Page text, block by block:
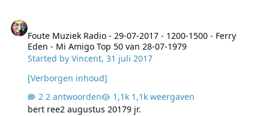
Foute Muziek Radio - 29-07-2017 - 1200-1500 - Ferry
Eden - Mi Amigo Top 50 van 28-07-1979
Started byVincent,31 juli 2017
[Verborgen inhoud]
2 antwoorden
1,1k weergaven
bert ree2 augustus 20179 jr.